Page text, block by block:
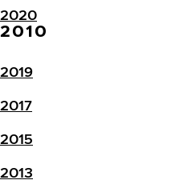
2020
2010
2019
2017
2015
2013